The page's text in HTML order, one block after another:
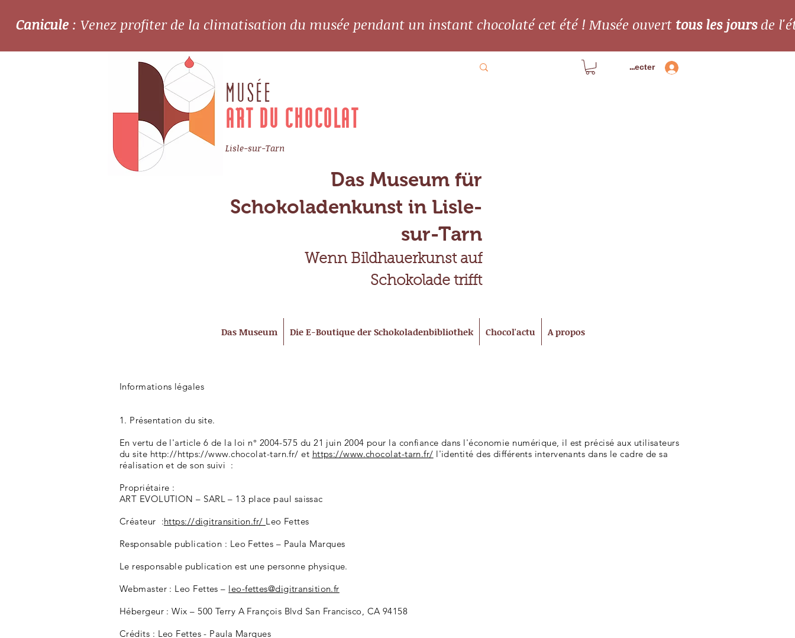
Canicule : Venez profiter de la climatisation du musée pendant un instant chocolaté cet été ! Musée ouvert tous les joursde
Lisle-sur-Tarn
MUSÉE
ART DU CHOCOLAT
Das Museum für
Schokoladenkunst in Lisle-
sur-Tarn
Wenn Bildhauerkunst auf
Schokolade trifft
Se connecter
Das Museum Die E-Boutique der Schokoladenbibliothek Chocol'actu A propos
Informations légales
1. Présentation du site.
En vertu de l'article 6 de la loi n° 2004-575 du 21 juin 2004 pour la confiance dans l'économie numérique, il est précisé aux utilisateurs
du site http://https://www.chocolat-tarn.fr/ et https://www.chocolat-tarn.fr/ l'identité des différents intervenants dans le cadre de sa
réalisation et de son suivi :
Propriétaire :
ART EVOLUTION – SARL – 13 place paul saissac
Créateur :https://digitransition.fr/ Leo Fettes
Responsable publication : Leo Fettes – Paula Marques
Le responsable publication est une personne physique.
Webmaster : Leo Fettes – leo-fettes@digitransition.fr
Hébergeur : Wix – 500 Terry A François Blvd San Francisco, CA 94158
Crédits : Leo Fettes - Paula Marques